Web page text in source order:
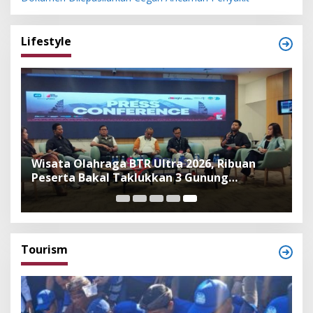
Lifestyle
Wisata Olahraga BTR Ultra 2026, Ribuan
Peserta Bakal Taklukkan 3 Gunung
Tertinggi di Bali
Tourism